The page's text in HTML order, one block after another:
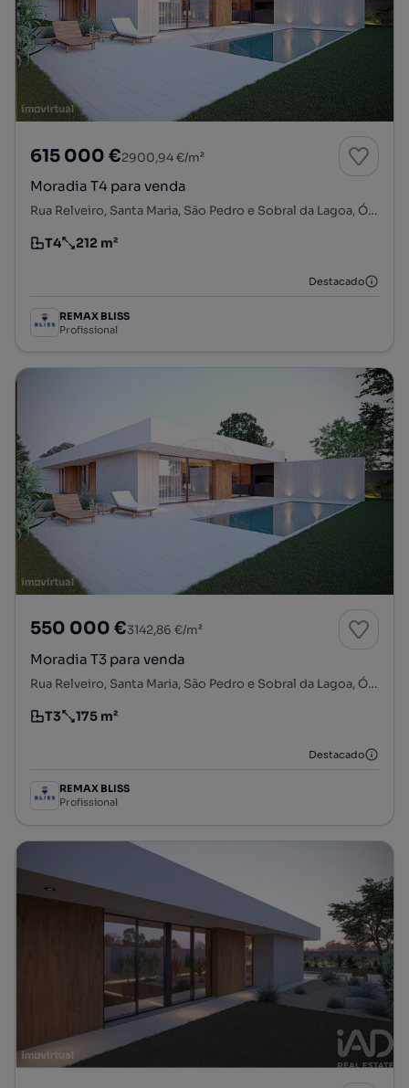
615 000 €2900,94 €/m²
Moradia T4 para venda
Rua Relveiro, Santa Maria, São Pedro e Sobral da Lagoa, Óbidos, Leiria
Tipologia
T4
Preço por metro quadrado
212 m²
Destacado
REMAX BLISS
Profissional
550 000 €3142,86 €/m²
Moradia T3 para venda
Rua Relveiro, Santa Maria, São Pedro e Sobral da Lagoa, Óbidos, Leiria
Tipologia
T3
Preço por metro quadrado
175 m²
Destacado
REMAX BLISS
Profissional